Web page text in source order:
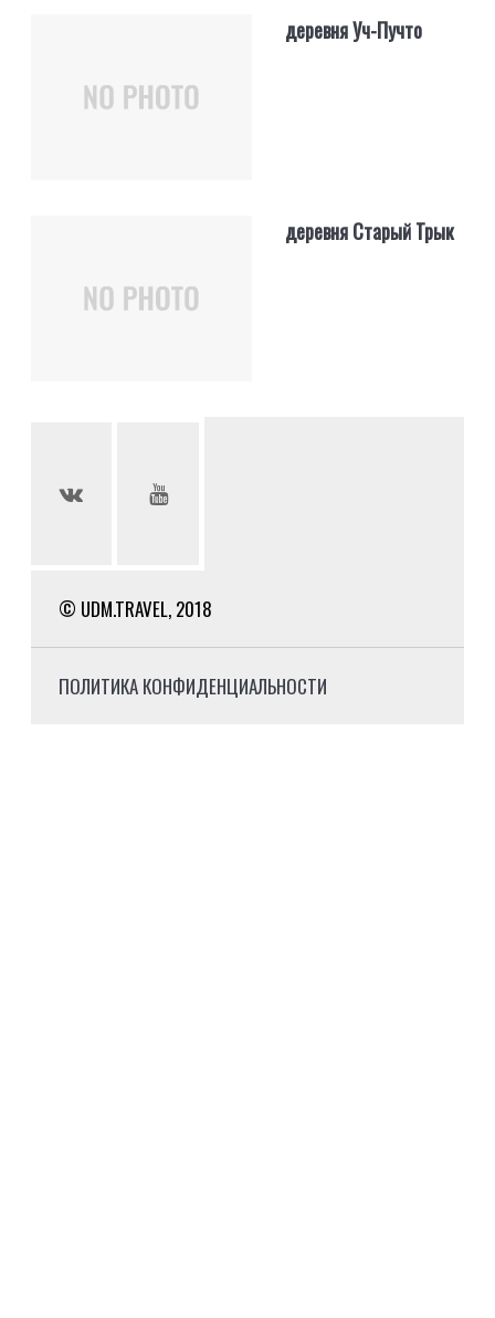
деревня Уч-Пучто
деревня Старый Трык
© UDM.TRAVEL, 2018
ПОЛИТИКА КОНФИДЕНЦИАЛЬНОСТИ